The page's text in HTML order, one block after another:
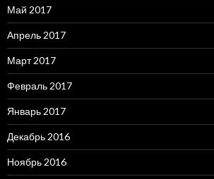
Май 2017
Апрель 2017
Март 2017
Февраль 2017
Январь 2017
Декабрь 2016
Ноябрь 2016